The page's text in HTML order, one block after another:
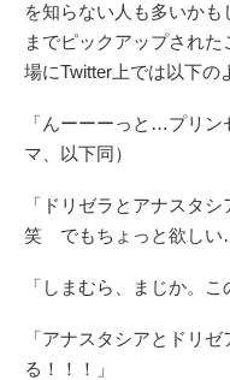
を知らない人も多いか
までピックアップされた
場にTwitter上では以下の
「んーーーっと…プリ
マ、以下同）
「ドリゼラとアナスタ
笑 でもちょっと欲しい
「しまむら、まじか。
「アナスタシアとドリ
る！！！」